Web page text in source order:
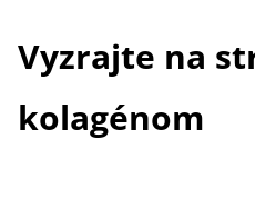
Vyzrajte na
kolagénom